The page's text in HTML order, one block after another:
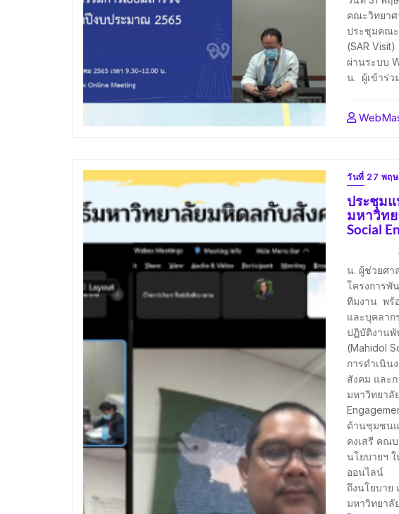
คณะวิทยาศ
ประชุมคณะ
(SAR
ผ่านระบบ
น. ผู้เข้าร่
วันที่ 27 พฤ
ประชุม
มหาวิท
Social
วันที่ 26
น. ผู้ช่วยศา
โครงการพั
ทีมงาน พร้
และบุคลาก
ปฏิบัติงานพั
(Mahidol
การดำเนิน
สังคม และ
มหาวิทยาลั
ด้านชุมชนแ
คงเสรี คณ
นโยบายฯ
ออนไลน์
ถึงนโยบาย
มหาวิทยาลั